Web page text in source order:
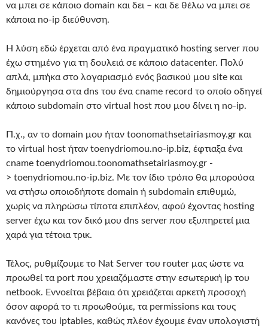
να μπει σε κάποιο domain και δει – και δε θέλω να μπει σε
κάποια no-ip διεύθυνση.
Η λύση εδώ έρχεται από ένα πραγματικό hosting server που
έχω στημένο για τη δουλειά σε κάποιο datacenter. Πολύ
απλά, μπήκα στο λογαριασμό ενός βασικού μου site και
δημιούργησα στα dns του ένα cname record το οποίο οδηγεί
κάποιο subdomain στο virtual host που μου δίνει η no-ip.
Π.χ., αν το domain μου ήταν toonomathsetairiasmoy.gr και
το virtual host ήταν toenydriomou.no-ip.biz, έφτιαξα ένα
cname toenydriomou.toonomathsetairiasmoy.gr -
> toenydriomou.no-ip.biz. Με τον ίδιο τρόπο θα μπορούσα
να στήσω οποιοδήποτε domain ή subdomain επιθυμώ,
χωρίς να πληρώσω τίποτα επιπλέον, αφού έχοντας hosting
server έχω και τον δικό μου dns server που εξυπηρετεί μια
χαρά για τέτοια τρικ.
Τέλος, ρυθμίζουμε το Nat Server του router μας ώστε να
προωθεί τα port που χρειαζόμαστε στην εσωτερική ip του
netbook. Εννοείται βέβαια ότι χρειάζεται αρκετή προσοχή
όσον αφορά το τι προωθούμε, τα permissions και τους
κανόνες του iptables, καθώς πλέον έχουμε έναν υπολογιστή